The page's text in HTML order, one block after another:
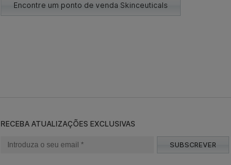
Encontre um ponto de venda Skinceuticals
RECEBA ATUALIZAÇÕES EXCLUSIVAS
SUBSCREVER